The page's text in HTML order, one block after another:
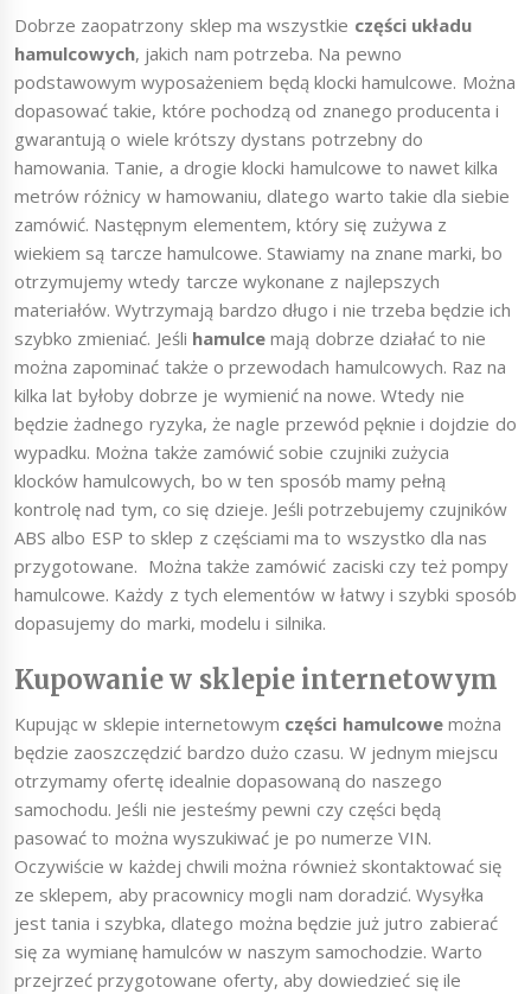
Dobrze zaopatrzony sklep ma wszystkie części układu
hamulcowych, jakich nam potrzeba. Na pewno
podstawowym wyposażeniem będą klocki hamulcowe. Można
dopasować takie, które pochodzą od znanego producenta i
gwarantują o wiele krótszy dystans potrzebny do
hamowania. Tanie, a drogie klocki hamulcowe to nawet kilka
metrów różnicy w hamowaniu, dlatego warto takie dla siebie
zamówić. Następnym elementem, który się zużywa z
wiekiem są tarcze hamulcowe. Stawiamy na znane marki, bo
otrzymujemy wtedy tarcze wykonane z najlepszych
materiałów. Wytrzymają bardzo długo i nie trzeba będzie ich
szybko zmieniać. Jeśli hamulcemają dobrze działać to nie
można zapominać także o przewodach hamulcowych. Raz na
kilka lat byłoby dobrze je wymienić na nowe. Wtedy nie
będzie żadnego ryzyka, że nagle przewód pęknie i dojdzie do
wypadku. Można także zamówić sobie czujniki zużycia
klocków hamulcowych, bo w ten sposób mamy pełną
kontrolę nad tym, co się dzieje. Jeśli potrzebujemy czujników
ABS albo ESP to sklep z częściami ma to wszystko dla nas
przygotowane. Można także zamówić zaciski czy też pompy
hamulcowe. Każdy z tych elementów w łatwy i szybki sposób
dopasujemy do marki, modelu i silnika.
Kupowanie w sklepie internetowym
Kupując w sklepie internetowym części hamulcowemożna
będzie zaoszczędzić bardzo dużo czasu. W jednym miejscu
otrzymamy ofertę idealnie dopasowaną do naszego
samochodu. Jeśli nie jesteśmy pewni czy części będą
pasować to można wyszukiwać je po numerze VIN.
Oczywiście w każdej chwili można również skontaktować się
ze sklepem, aby pracownicy mogli nam doradzić. Wysyłka
jest tania i szybka, dlatego można będzie już jutro zabierać
się za wymianę hamulców w naszym samochodzie. Warto
przejrzeć przygotowane oferty, aby dowiedzieć się ile